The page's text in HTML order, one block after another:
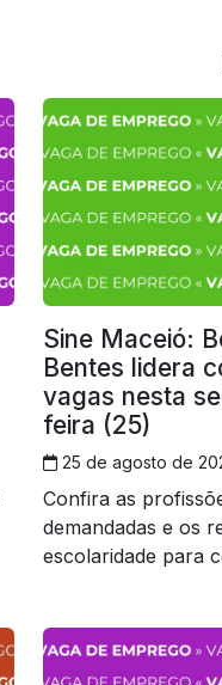
Sine Maceió:
Bentes lidera
vagas nesta
feira (25)
25 de agosto de
Confira as
demandadas e os
escolaridade para